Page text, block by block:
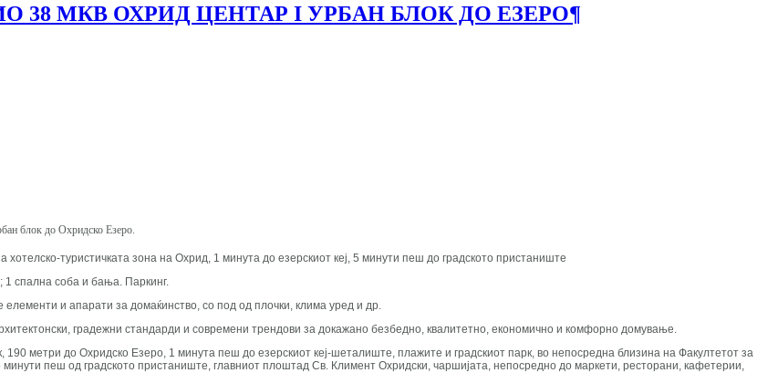
38 МКВ ОХРИД ЦЕНТАР I УРБАН БЛОК ДО ЕЗЕРО¶
блок до Охридско Езеро.
туристичката зона на Охрид, 1 минута до езерскиот кеј, 5 минути пеш до градското пристаниште
1 спална соба и бања. Паркинг.
и апарати за домаќинство, со под од плочки, клима уред и др.
градежни стандарди и современи трендови за докажано безбедно, квалитетно, економично и комфорно домување.
метри до Охридско Езеро, 1 минута пеш до езерскиот кеј-шеталиште, плажите и градскиот парк, во непосредна близина на Факултетот за
пеш од градското пристаниште, главниот плоштад Св. Климент Охридски, чаршијата, непосредно до маркети, ресторани, кафетерии,